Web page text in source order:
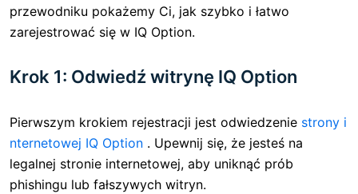
przewodniku pokażemy Ci, jak szybko i łatwo
zarejestrować się w IQ Option.
Krok 1: Odwiedź witrynę IQ Option
Pierwszym krokiem rejestracji jest odwiedzenie strony i
nternetowej IQ Option . Upewnij się, że jesteś na
legalnej stronie internetowej, aby uniknąć prób
phishingu lub fałszywych witryn.